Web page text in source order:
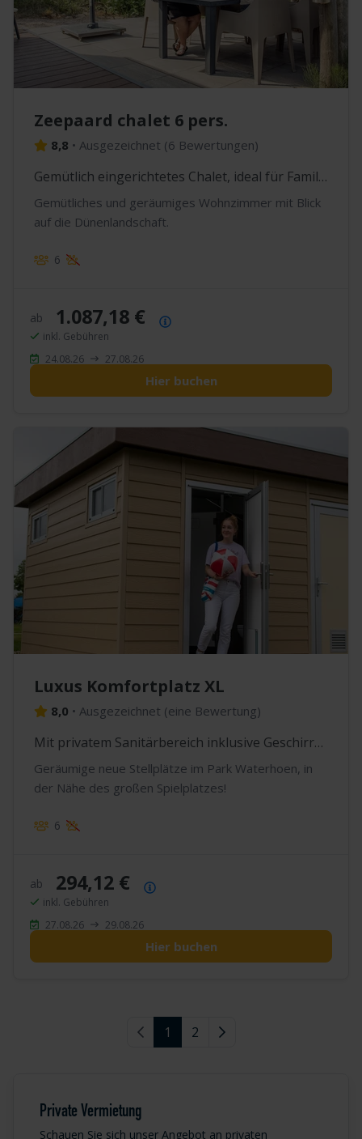
Zeepaard chalet 6 pers.
8,8 • Ausgezeichnet (6 Bewertungen)
Gemütlich eingerichtetes Chalet, ideal für Familien
Gemütliches und geräumiges Wohnzimmer mit Blick
auf die Dünenlandschaft.
6
ab 1.087,18 €
inkl. Gebühren
24.08.26
27.08.26
Hier buchen
Luxus Komfortplatz XL
8,0 • Ausgezeichnet (eine Bewertung)
Mit privatem Sanitärbereich inklusive Geschirrspüler
Geräumige neue Stellplätze im Park Waterhoen, in
der Nähe des großen Spielplatzes!
6
ab 294,12 €
inkl. Gebühren
27.08.26
29.08.26
Hier buchen
Vorherige Seite
1 2 Nächste Seite
Private Vermietung
Schauen Sie sich unser Angebot an privaten